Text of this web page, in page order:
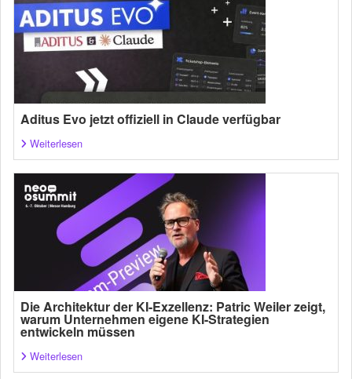
Aditus Evo jetzt offiziell in Claude verfügbar
Weiterlesen
Die Architektur der KI-Exzellenz: Patric Weiler zeigt,
warum Unternehmen eigene KI-Strategien
entwickeln müssen
Weiterlesen